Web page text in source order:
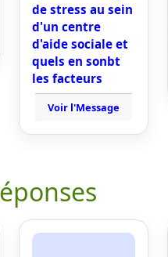
de stress au sein
d'un centre
d'aide sociale et
quels en sonbt
les facteurs
Voir l'Message